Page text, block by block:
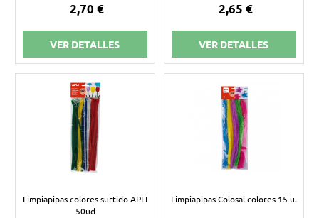
2,70 €
VER DETALLES
2,65 €
VER DETALLES
Limpiapipas colores surtido APLI
50ud
Limpiapipas Colosal colores 15 u.